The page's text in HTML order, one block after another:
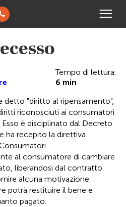
Tempo di lettura:
6 min
detto "diritto al ripensamento",
riconosciuti ai consumatori
è disciplinato dal Decreto
ha recepito la direttiva
al consumatore di cambiare
liberandosi dal contratto
alcuna motivazione.
potrà restituire il bene e
pagato.